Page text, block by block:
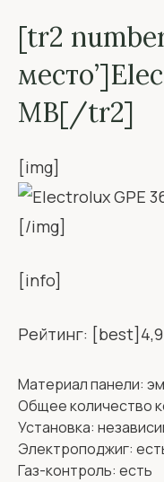
[tr2
MB[/tr2]
[img]
[/img]
[info]
Рейтинг:
Материал панели:
Общее количество
Установка:
Электроподжиг:
Газ-контроль: есть